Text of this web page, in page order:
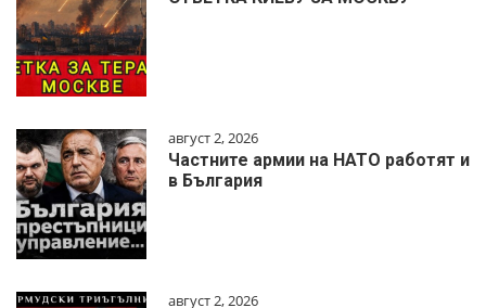
август 2, 2026
Частните армии на НАТО работят и
в България
август 2, 2026